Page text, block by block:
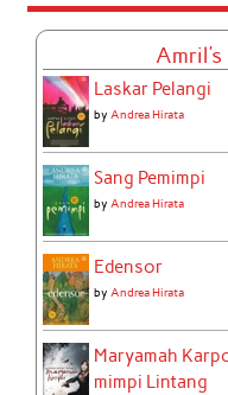
Amril's
Laskar Pelangi
byAndrea Hirata
Sang Pemimpi
byAndrea Hirata
Edensor
byAndrea Hirata
Maryamah
mimpi Lintang